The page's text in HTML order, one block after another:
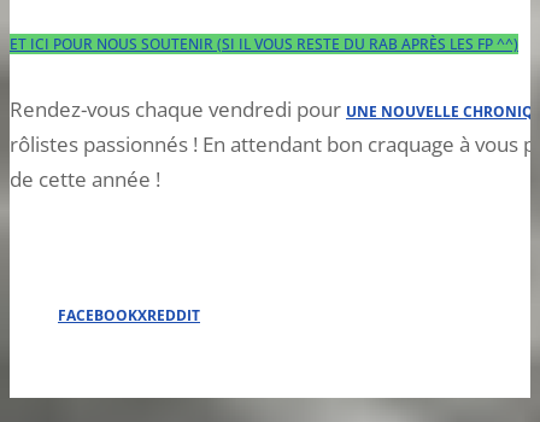
ET ICI POUR NOUS SOUTENIR (SI IL VOUS RESTE DU RAB APRÈS LES FP ^^)
Rendez-vous chaque vendredi pour UNE NOUVELLE
rôlistes passionnés ! En attendant bon craquage à vous
de cette année !
FACEBOOKXREDDIT